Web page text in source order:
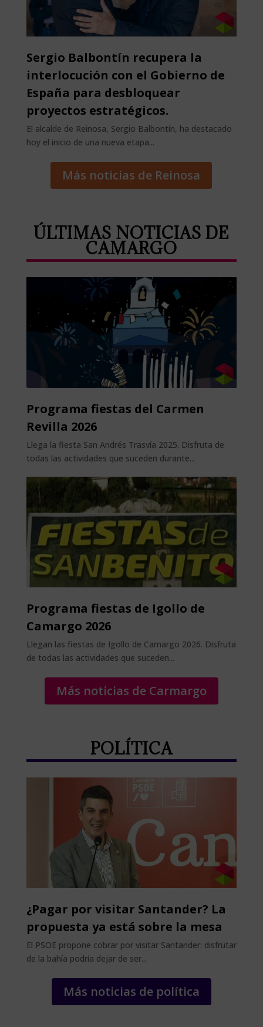
Sergio Balbontín recupera la
interlocución con el Gobierno de
España para desbloquear
proyectos estratégicos.
El alcalde de Reinosa, Sergio Balbontín, ha destacado
hoy el inicio de una nueva etapa...
Más noticias de Reinosa
ÚLTIMAS NOTICIAS DE
CAMARGO
Programa fiestas del Carmen
Revilla 2026
Llega la fiesta San Andrés Trasvía 2025. Disfruta de
todas las actividades que suceden durante...
Programa fiestas de Igollo de
Camargo 2026
Llegan las fiestas de Igollo de Camargo 2026. Disfruta
de todas las actividades que suceden...
Más noticias de Carmargo
POLÍTICA
¿Pagar por visitar Santander? La
propuesta ya está sobre la mesa
El PSOE propone cobrar por visitar Santander: disfrutar
de la bahía podría dejar de ser...
Más noticias de política